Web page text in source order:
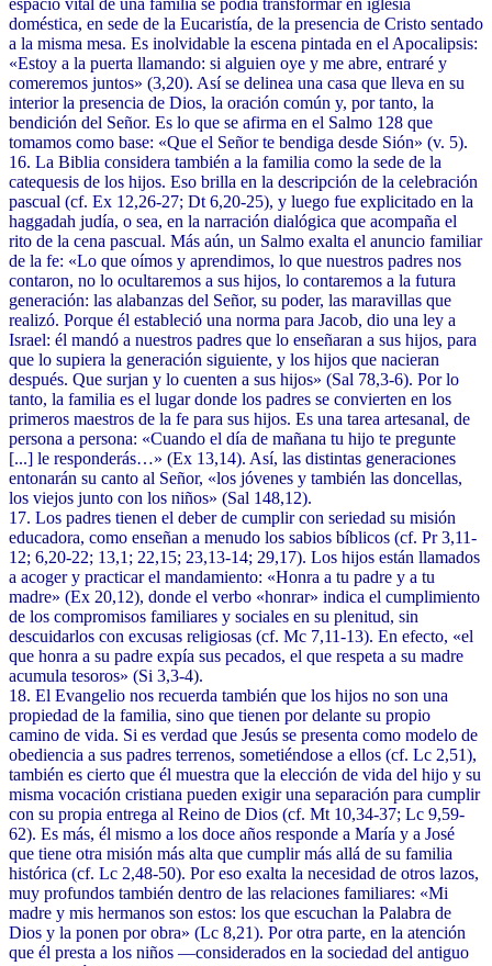
espacio vital de una familia se podía transformar en iglesia
doméstica, en sede de la Eucaristía, de la presencia de Cristo sentado
a la misma mesa. Es inolvidable la escena pintada en el Apocalipsis:
«Estoy a la puerta llamando: si alguien oye y me abre, entraré y
comeremos juntos» (3,20). Así se delinea una casa que lleva en su
interior la presencia de Dios, la oración común y, por tanto, la
bendición del Señor. Es lo que se afirma en el Salmo 128 que
tomamos como base: «Que el Señor te bendiga desde Sión» (v. 5).
16. La Biblia considera también a la familia como la sede de la
catequesis de los hijos. Eso brilla en la descripción de la celebración
pascual (cf. Ex 12,26-27; Dt 6,20-25), y luego fue explicitado en la
haggadah judía, o sea, en la narración dialógica que acompaña el
rito de la cena pascual. Más aún, un Salmo exalta el anuncio familiar
de la fe: «Lo que oímos y aprendimos, lo que nuestros padres nos
contaron, no lo ocultaremos a sus hijos, lo contaremos a la futura
generación: las alabanzas del Señor, su poder, las maravillas que
realizó. Porque él estableció una norma para Jacob, dio una ley a
Israel: él mandó a nuestros padres que lo enseñaran a sus hijos, para
que lo supiera la generación siguiente, y los hijos que nacieran
después. Que surjan y lo cuenten a sus hijos» (Sal 78,3-6). Por lo
tanto, la familia es el lugar donde los padres se convierten en los
primeros maestros de la fe para sus hijos. Es una tarea artesanal, de
persona a persona: «Cuando el día de mañana tu hijo te pregunte
[...] le responderás…» (Ex 13,14). Así, las distintas generaciones
entonarán su canto al Señor, «los jóvenes y también las doncellas,
los viejos junto con los niños» (Sal 148,12).
17. Los padres tienen el deber de cumplir con seriedad su misión
educadora, como enseñan a menudo los sabios bíblicos (cf. Pr 3,11-
12; 6,20-22; 13,1; 22,15; 23,13-14; 29,17). Los hijos están llamados
a acoger y practicar el mandamiento: «Honra a tu padre y a tu
madre» (Ex 20,12), donde el verbo «honrar» indica el cumplimiento
de los compromisos familiares y sociales en su plenitud, sin
descuidarlos con excusas religiosas (cf. Mc 7,11-13). En efecto, «el
que honra a su padre expía sus pecados, el que respeta a su madre
acumula tesoros» (Si 3,3-4).
18. El Evangelio nos recuerda también que los hijos no son una
propiedad de la familia, sino que tienen por delante su propio
camino de vida. Si es verdad que Jesús se presenta como modelo de
obediencia a sus padres terrenos, sometiéndose a ellos (cf. Lc 2,51),
también es cierto que él muestra que la elección de vida del hijo y su
misma vocación cristiana pueden exigir una separación para cumplir
con su propia entrega al Reino de Dios (cf. Mt 10,34-37; Lc 9,59-
62). Es más, él mismo a los doce años responde a María y a José
que tiene otra misión más alta que cumplir más allá de su familia
histórica (cf. Lc 2,48-50). Por eso exalta la necesidad de otros lazos,
muy profundos también dentro de las relaciones familiares: «Mi
madre y mis hermanos son estos: los que escuchan la Palabra de
Dios y la ponen por obra» (Lc 8,21). Por otra parte, en la atención
que él presta a los niños —considerados en la sociedad del antiguo